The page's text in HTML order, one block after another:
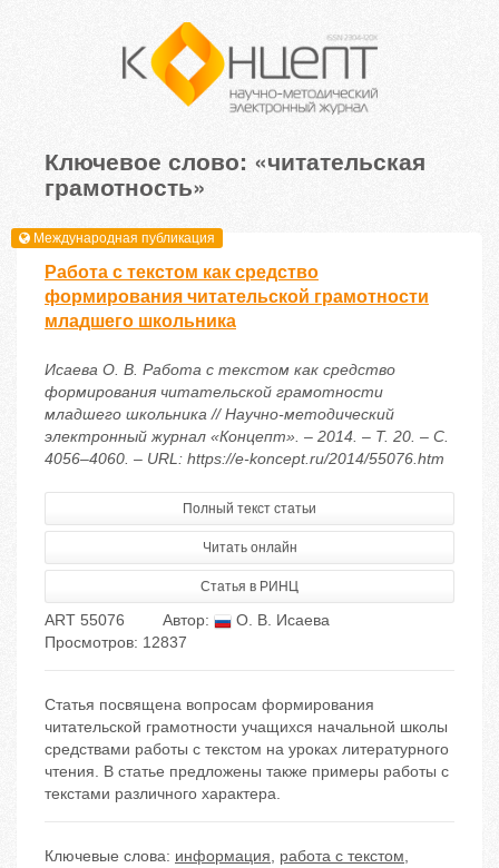
Ключевое слово: «читательская
грамотность»
Международная публикация
Работа с текстом как средство
формирования читательской грамотности
младшего школьника
Исаева О. В. Работа с текстом как средство
формирования читательской грамотности
младшего школьника // Научно-методический
электронный журнал «Концепт». – 2014. – Т. 20. – С.
4056–4060. – URL: https://e-koncept.ru/2014/55076.htm
Полный текст статьи
Читать онлайн
Статья в РИНЦ
ART 55076 Автор:
О. В. Исаева
Просмотров: 12837
Статья посвящена вопросам формирования
читательской грамотности учащихся начальной школы
средствами работы с текстом на уроках литературного
чтения. В статье предложены также примеры работы с
текстами различного характера.
Ключевые слова: информация, работа с текстом,